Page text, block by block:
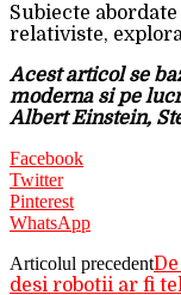
Subiecte
relativiste,
Acest articol se
moderna si pe
Albert Einstein,
Facebook
Twitter
Pinterest
WhatsApp
Articolul precedent
desi robotii ar fi